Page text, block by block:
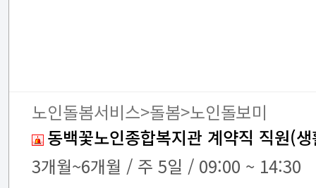
노인돌봄서비스>돌봄>노인돌보미
동백꽃노인종합복지관 계약직 직원(
3개월~6개월 / 주 5일 / 09:00 ~ 14:30